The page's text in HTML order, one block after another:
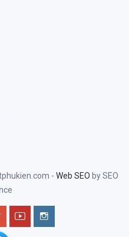
- Web SEO by SEO